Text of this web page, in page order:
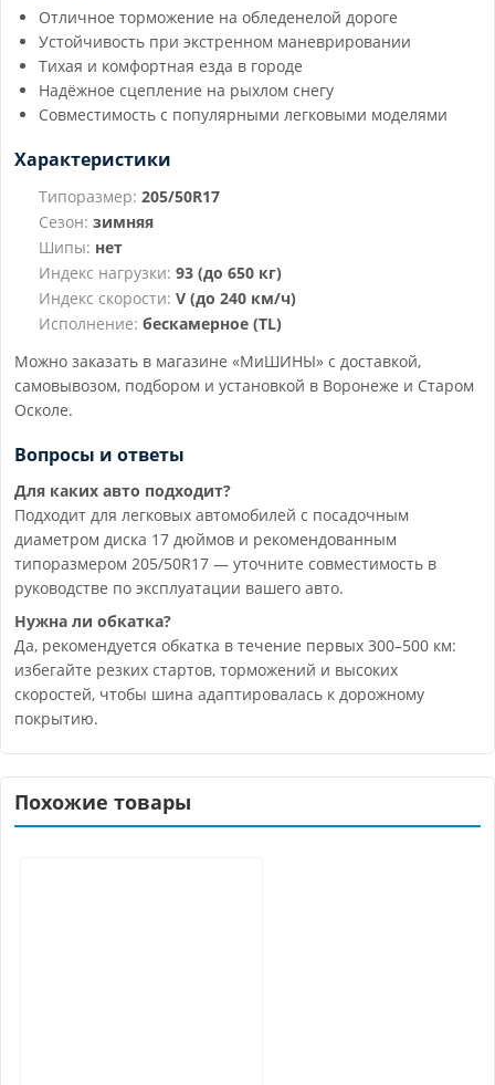
Отличное торможение на обледенелой дороге
Устойчивость при экстренном маневрировании
Тихая и комфортная езда в городе
Надёжное сцепление на рыхлом снегу
Совместимость с популярными легковыми моделями
Характеристики
Типоразмер: 205/50R17
Сезон: зимняя
Шипы: нет
Индекс нагрузки: 93 (до 650 кг)
Индекс скорости: V (до 240 км/ч)
Исполнение: бескамерное (TL)
Можно заказать в магазине «МиШИНЫ» с доставкой,
самовывозом, подбором и установкой в Воронеже и Старом
Осколе.
Вопросы и ответы
Для каких авто подходит?
Подходит для легковых автомобилей с посадочным
диаметром диска 17 дюймов и рекомендованным
типоразмером 205/50R17 — уточните совместимость в
руководстве по эксплуатации вашего авто.
Нужна ли обкатка?
Да, рекомендуется обкатка в течение первых 300–500 км:
избегайте резких стартов, торможений и высоких
скоростей, чтобы шина адаптировалась к дорожному
покрытию.
Похожие товары